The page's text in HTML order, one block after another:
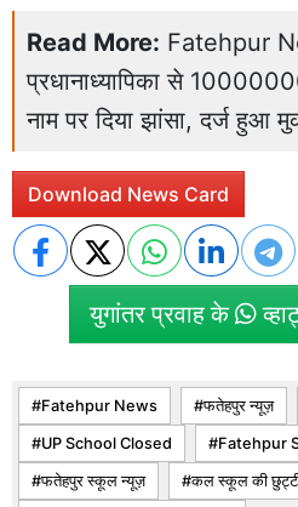
Read More: Fatehpur
प्रधानाध्यापिका से
नाम पर दिया झांसा, दर्ज हुआ
Download News Card
युगांतर प्रवाह के
Fatehpur News फतेहपुर न्यूज़
UP School Closed Fatehpur
फतेहपुर स्कूल न्यूज़ कल स्कूल की छुट्टी